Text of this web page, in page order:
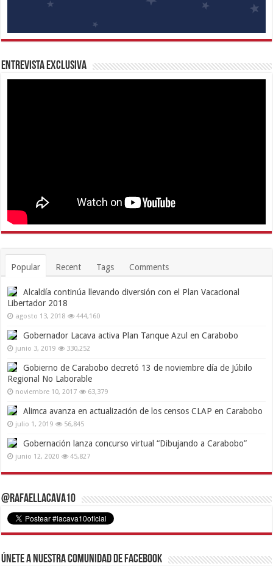
Entrevista Exclusiva
Popular Recent Tags Comments
Alcaldía continúa llevando diversión con el Plan Vacacional
Libertador 2018
agosto 13, 2018 444,160
Gobernador Lacava activa Plan Tanque Azul en Carabobo
junio 3, 2019 330,252
Gobierno de Carabobo decretó 13 de noviembre día de Júbilo
Regional No Laborable
noviembre 10, 2017 63,379
Alimca avanza en actualización de los censos CLAP en Carabobo
julio 1, 2019 56,845
Gobernación lanza concurso virtual “Dibujando a Carabobo”
junio 12, 2020 45,827
@RafaelLacava10
Únete a nuestra comunidad de Facebook